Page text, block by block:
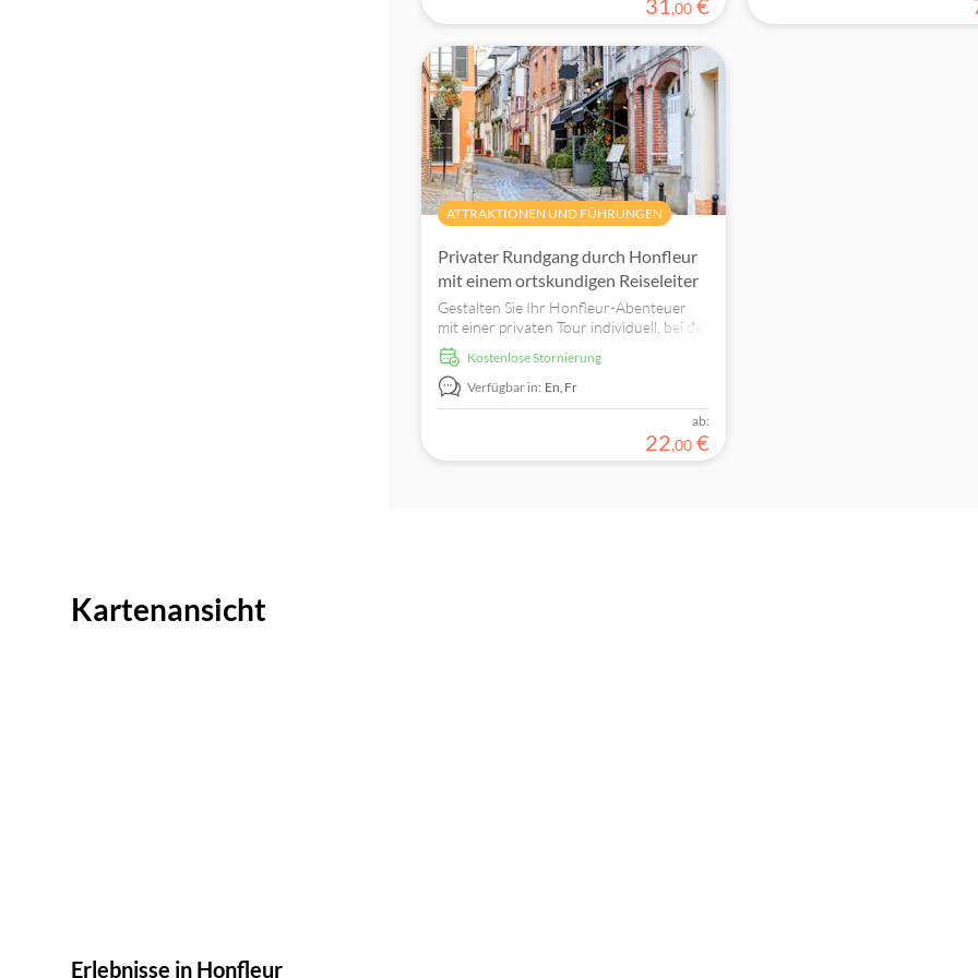
31,00 €
ATTRAKTIONEN UND FÜHRUNGEN
Privater Rundgang durch Honfleur
mit einem ortskundigen Reiseleiter
Gestalten Sie Ihr Honfleur-Abenteuer
mit einer privaten Tour individuell, bei der
Sie die Sehenswürdigkeiten, die Sie am
meisten interessieren, mit einer
persönlichen Note sehen.
kostenlose Stornierung
Verfügbar in: En,Fr
ab:
22,00 €
Kartenansicht
Erlebnisse in Honfleur